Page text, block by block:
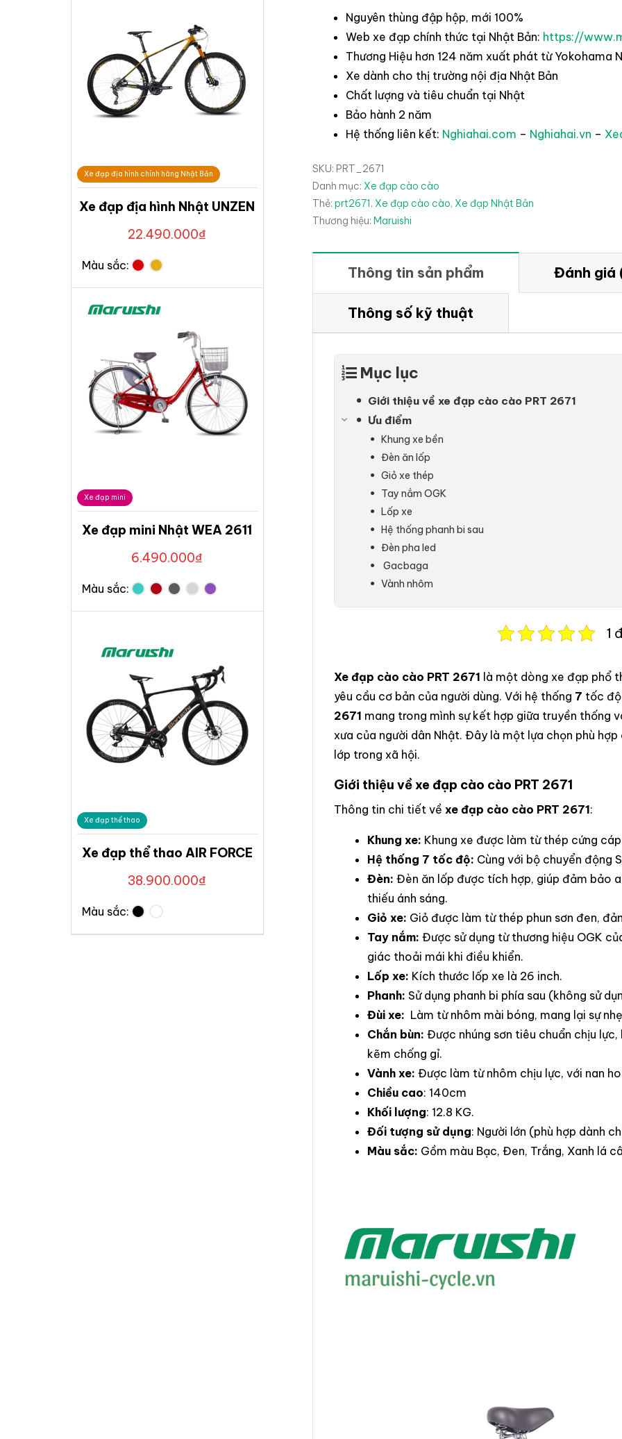
Nguyên thùng đập hộp, mới 100%
Web xe đạp chính thức tại Nhật Bản: https://
Thương Hiệu hơn 124 năm xuất phát từ Yokohama
Xe dành cho thị trường nội địa Nhật Bản
Chất lượng và tiêu chuẩn tại Nhật
Bảo hành 2 năm
Hệ thống liên kết: Nghiahai.com – Nghiahai.vn –
SKU: PRT_2671
Danh mục: Xe đạp cào cào
Thẻ: prt2671 , Xe đạp cào cào, Xe đạp Nhật Bản
Thương hiệu: Maruishi
Thông tin sản phẩm Đánh giá
Thông số kỹ thuật
Mục lục
Giới thiệu về xe đạp cào cào PRT 2671
Ưu điểm
Khung xe bền
Đèn ăn lốp
Giỏ xe thép
Tay nắm OGK
Lốp xe
Hệ thống phanh bi sau
Đèn pha led
Gacbaga
Vành nhôm
1
Xe đạp cào cào PRT 2671 là một dòng xe đạp phổ
yêu cầu cơ bản của người dùng. Với hệ thống 7 tốc
2671 mang trong mình sự kết hợp giữa truyền thống
xưa của người dân Nhật. Đây là một lựa chọn phù
lớp trong xã hội.
Giới thiệu về xe đạp cào cào PRT 2671
Thông tin chi tiết về xe đạp cào cào PRT 2671:
Khung xe: Khung xe được làm từ thép cứng
Hệ thống 7 tốc độ: Cùng với bộ chuyển động
Đèn: Đèn ăn lốp được tích hợp, giúp đảm bảo
thiếu ánh sáng.
Giỏ xe: Giỏ được làm từ thép phun sơn đen,
Tay nắm: Được sử dụng từ thương hiệu OGK
giác thoải mái khi điều khiển.
Lốp xe: Kích thước lốp xe là 26 inch.
Phanh: Sử dụng phanh bi phía sau (không sử
Đùi xe: Làm từ nhôm mài bóng, mang lại sự
Chắn bùn: Được nhúng sơn tiêu chuẩn chịu
kẽm chống gỉ.
Vành xe: Được làm từ nhôm chịu lực, với nan
Chiều cao: 140cm
Khối lượng: 12.8 KG.
Đối tượng sử dụng: Người lớn (phù hợp dành
Màu sắc: Gồm màu Bạc, Đen, Trắng, Xanh lá
Xe đạp địa hình chính hãng Nhật Bản
Xe đạp địa hình Nhật UNZEN
22.490.000₫
Màu sắc:
Xe đạp mini
Xe đạp mini Nhật WEA 2611
6.490.000₫
Màu sắc:
Xe đạp thể thao
Xe đạp thể thao AIR FORCE
38.900.000₫
Màu sắc: